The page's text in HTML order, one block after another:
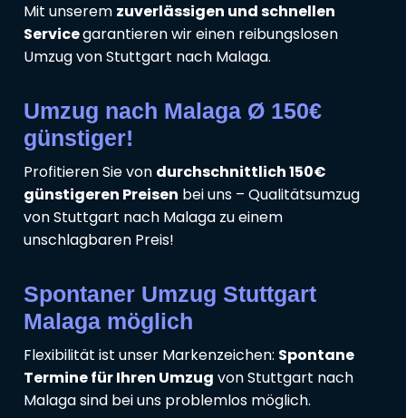
Mit unserem zuverlässigen und schnellen
Servicegarantieren wir einen reibungslosen
Umzug von Stuttgart nach Malaga.
Umzug nach Malaga Ø 150€
günstiger!
Profitieren Sie von durchschnittlich 150€
günstigeren Preisen bei uns – Qualitätsumzug
von Stuttgart nach Malaga zu einem
unschlagbaren Preis!
Spontaner Umzug Stuttgart
Malaga möglich
Flexibilität ist unser Markenzeichen: Spontane
Termine für Ihren Umzug von Stuttgart nach
Malaga sind bei uns problemlos möglich.